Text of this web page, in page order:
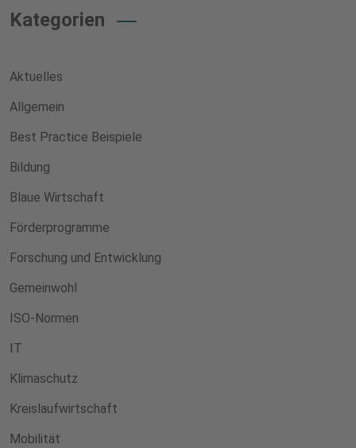
Kategorien
Aktuelles
Allgemein
Best Practice Beispiele
Bildung
Blaue Wirtschaft
Förderprogramme
Forschung und Entwicklung
Gemeinwohl
ISO-Normen
IT
Klimaschutz
Kreislaufwirtschaft
Mobilität